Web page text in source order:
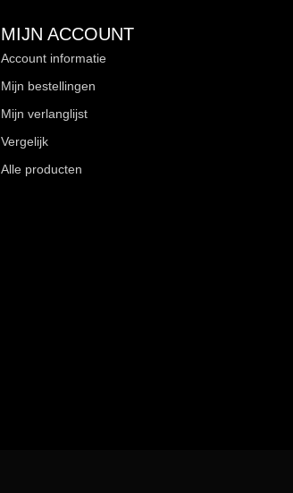
MIJN ACCOUNT
Account informatie
Mijn bestellingen
Mijn verlanglijst
Vergelijk
Alle producten